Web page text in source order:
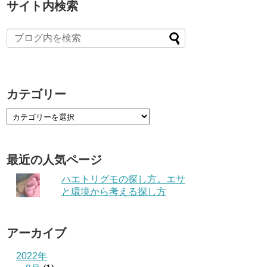
サイト内検索
カテゴリー
最近の人気ページ
ハエトリグモの探し方。エサ
と環境から考える探し方
アーカイブ
2022年